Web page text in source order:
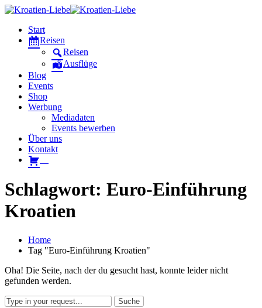
Start
Reisen
Reisen
Ausflüge
Blog
Events
Shop
Werbung
Mediadaten
Events bewerben
Über uns
Kontakt
Schlagwort: Euro-Einführung
Kroatien
Home
Tag "Euro-Einführung Kroatien"
Oha! Die Seite, nach der du gesucht hast, konnte leider nicht
gefunden werden.